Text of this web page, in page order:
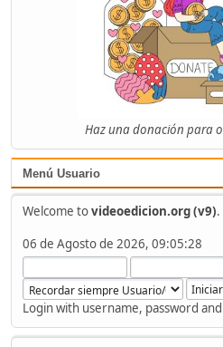
Haz una donación para
Menú Usuario
Welcome tovideoedicion.org (v9)
06 de Agosto de 2026, 09:05:28
Login with username, password